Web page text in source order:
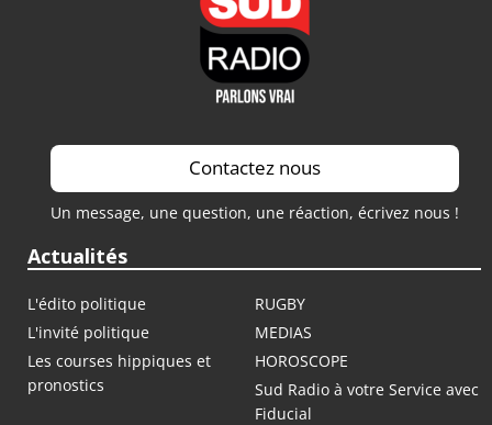
Contactez nous
Un message, une question, une réaction, écrivez nous !
Actualités
L'édito politique
RUGBY
L'invité politique
MEDIAS
Les courses hippiques et
pronostics
HOROSCOPE
Sud Radio à votre Service avec
Fiducial